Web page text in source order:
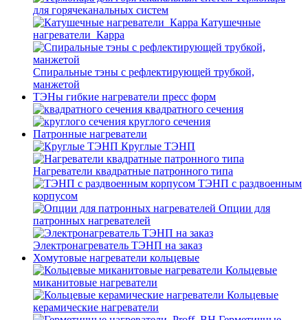
для горячеканальных систем
Катушечные
нагреватели_Карра
Спиральные тэны с рефлектирующей трубкой,
манжетой
ТЭНы гибкие нагреватели пресс форм
квадратного сечения
круглого сечения
Патронные нагреватели
Круглые ТЭНП
Нагреватели квадратные патронного типа
ТЭНП с раздвоенным
корпусом
Опции для
патронных нагревателей
Электронагреватель ТЭНП на заказ
Хомутовые нагреватели кольцевые
Кольцевые
миканитовые нагреватели
Кольцевые
керамические нагреватели